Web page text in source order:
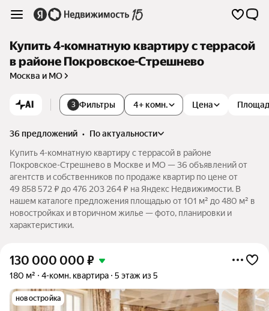
Купить 4-комнатную квартиру с террасой
в районе Покровское-Стрешнево
Москва и МО
AI 3 Фильтры 4+ комн. Цена
36 предложений •
по актуальности
Купить 4-комнатную квартиру с террасой в районе
Покровское-Стрешнево в Москве и МО — 36 объявлений от
агентств и собственников по продаже квартир по цене от
49 858 572 ₽ до 476 203 264 ₽ на Яндекс Недвижимости. В
нашем каталоге предложения площадью от 101 м² до 480 м² в
новостройках и вторичном жилье — фото, планировки и
характеристики.
130 000 000 ₽
180 м² 4-комн. квартира 5 этаж из 5
новостройка